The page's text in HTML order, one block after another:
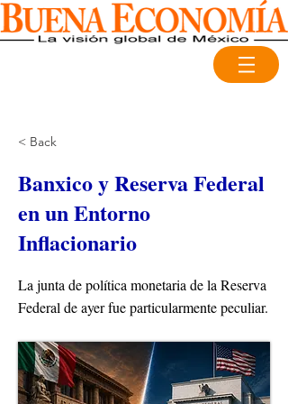
< Back
Banxico y Reserva Federal
en un Entorno
Inflacionario
La junta de política monetaria de la Reserva
Federal de ayer fue particularmente peculiar.